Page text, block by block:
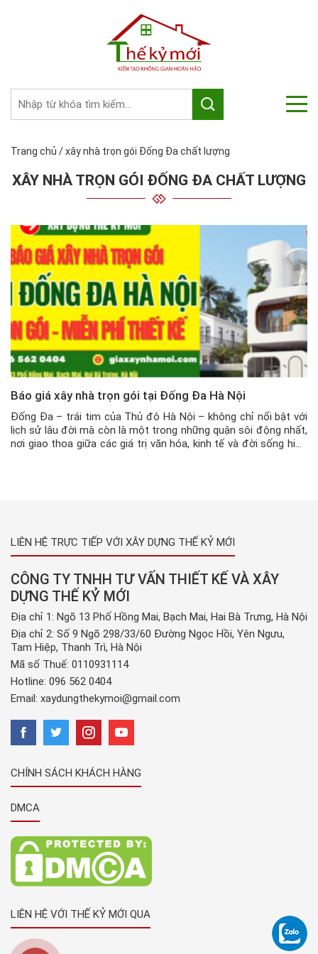
Trang chủ /xây nhà trọn gói Đống Đa chất lượng
XÂY NHÀ TRỌN GÓI ĐỐNG ĐA CHẤT LƯỢNG
Báo giá xây nhà trọn gói tại Đống Đa Hà Nội
Đống Đa – trái tim của Thủ đô Hà Nội – không chỉ nổi bật với
lịch sử lâu đời mà còn là một trong những quận sôi động nhất,
nơi giao thoa giữa các giá trị văn hóa, kinh tế và đời sống hiện
LIÊN HỆ TRỰC TIẾP VỚI XÂY DỰNG THẾ KỶ MỚI
CÔNG TY TNHH TƯ VẤN THIẾT KẾ VÀ XÂY
DỰNG THẾ KỶ MỚI
Địa chỉ 1: Ngõ 13 Phố Hồng Mai, Bạch Mai, Hai Bà Trưng, Hà Nội
Địa chỉ 2: Số 9 Ngõ 298/33/60 Đường Ngọc Hồi, Yên Ngưu,
Tam Hiệp, Thanh Trì, Hà Nội
Mã số Thuế: 0110931114
Hotline: 096 562 0404
Email: xaydungthekymoi@gmail.com
CHÍNH SÁCH KHÁCH HÀNG
DMCA
LIÊN HỆ VỚI THẾ KỶ MỚI QUA